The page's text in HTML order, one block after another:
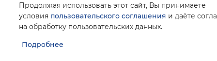
Продолжая использовать этот сайт, Вы принимаете
условия пользовательского соглашения и даёте
на обработку пользовательских данных.
Подробнее
Карта сайта